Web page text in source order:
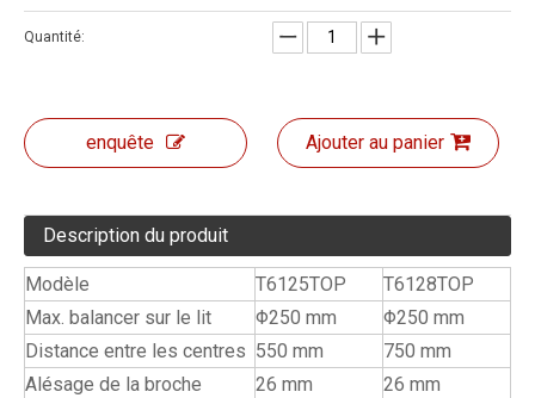
Quantité:
enquête Ajouter au panier
Description du produit
Modèle T6125TOP
T6128TOP
Max. balancer sur le lit
Φ250 mm
Φ250 mm
Distance entre les centres 550 mm
750 mm
Alésage de la broche
26 mm
26 mm